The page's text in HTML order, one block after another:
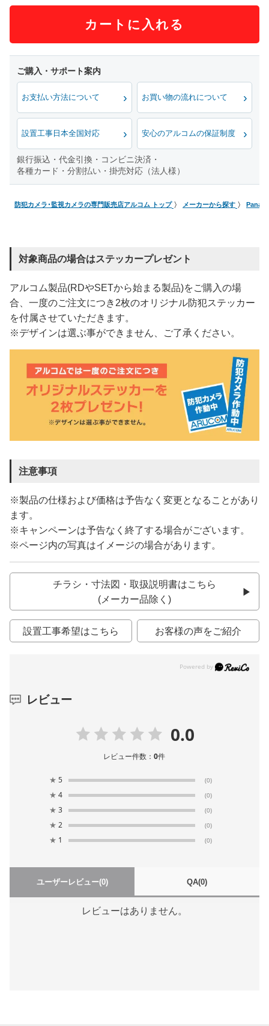
カートに入れる
お支払い方法について お買い物の流れについて
設置工事日本全国対応 安心のアルコムの保証制度
銀行振込・代金引換・コンビニ決済・
各種カード・分割払い・掛売対応（法人様）
防犯カメラ･監視カメラの専門販売店アルコム トップ メーカーから探す
対象商品の場合はステッカープレゼント
アルコム製品(RDやSETから始まる製品)をご購入の場
合、一度のご注文につき2枚のオリジナル防犯ステッカー
を付属させていただきます。
※デザインは選ぶ事ができません、ご了承ください。
注意事項
※製品の仕様および価格は予告なく変更となることがあり
ます。
※キャンペーンは予告なく終了する場合がございます。
※ページ内の写真はイメージの場合があります。
チラシ・寸法図・取扱説明書はこちら
(メーカー品除く)
設置工事希望はこちら お客様の声をご紹介
レビュー
0.0
レビュー件数：0件
★ 5 (0)
★ 4 (0)
★ 3 (0)
★ 2 (0)
★ 1 (0)
ユーザーレビュー(0) QA(0)
レビューはありません。